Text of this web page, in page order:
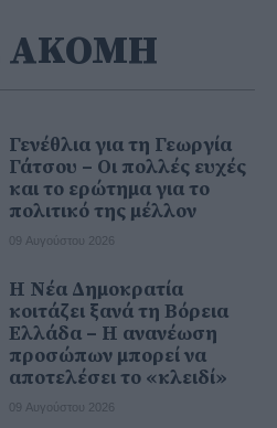
ΑΚΟΜΗ
Γενέθλια για τη Γεωργία
Γάτσου – Οι πολλές ευχές
και το ερώτημα για το
πολιτικό της μέλλον
09 Αυγούστου 2026
Η Νέα Δημοκρατία
κοιτάζει ξανά τη Βόρεια
Ελλάδα – Η ανανέωση
προσώπων μπορεί να
αποτελέσει το «κλειδί»
09 Αυγούστου 2026